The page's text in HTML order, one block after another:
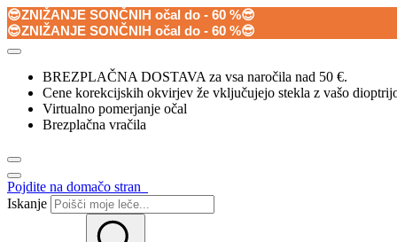
😎ZNIŽANJE SONČNIH očal do - 60 %😎
😎ZNIŽANJE SONČNIH očal do - 60 %😎
BREZPLAČNA DOSTAVA za vsa naročila nad 50 €.
Cene korekcijskih okvirjev že vključujejo stekla z vašo
Virtualno pomerjanje očal
Brezplačna vračila
Pojdite na domačo stran
Iskanje